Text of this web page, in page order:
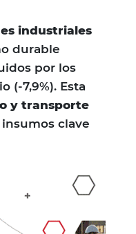
industriales
durable
por los
(-7,9%). Esta
y transporte
clave